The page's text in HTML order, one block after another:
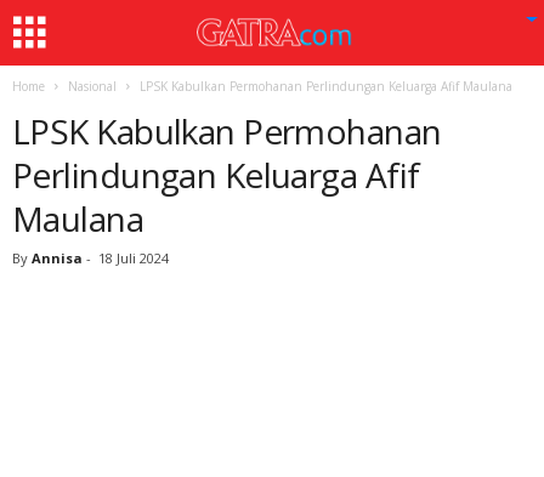
Home Nasional LPSK Kabulkan Permohanan Perlindungan Keluarga Afif Maulana
LPSK Kabulkan Permohanan
Perlindungan Keluarga Afif
Maulana
By Annisa - 18 Juli 2024